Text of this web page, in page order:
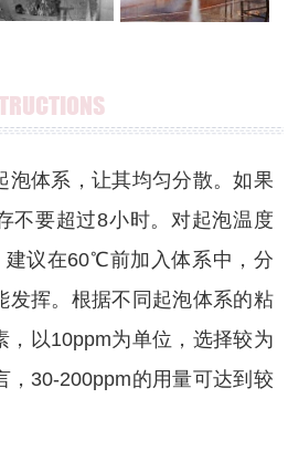
泡体系，让其均匀分散。如果
不要超过8小时。对起泡温度
议在60℃前加入体系中，分
发挥。根据不同起泡体系的粘
，以10ppm为单位，选择较为
，30-200ppm的用量可达到较